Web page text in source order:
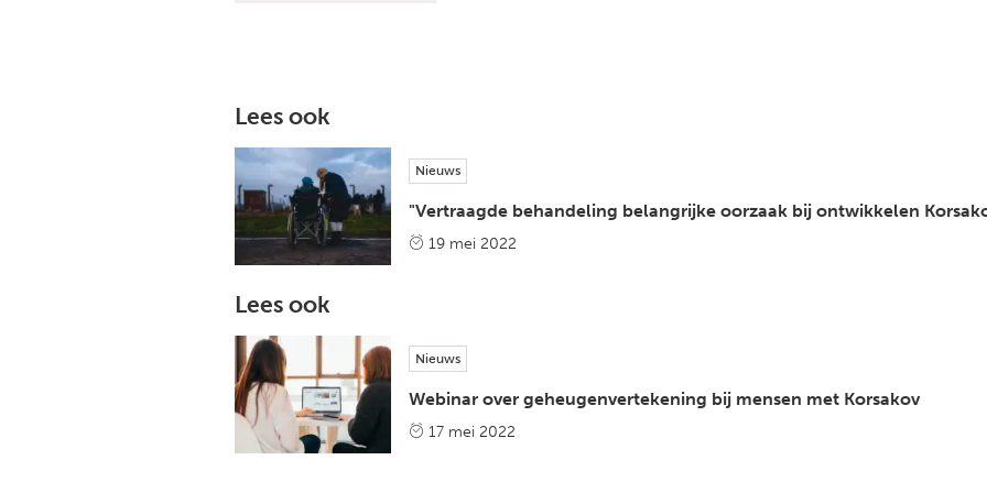
Lees ook
Nieuws
"Vertraagde behandeling belangrijke oorzaak bij ontwikkelen
19 mei 2022
Lees ook
Nieuws
Webinar over geheugenvertekening bij mensen met Korsakov
17 mei 2022